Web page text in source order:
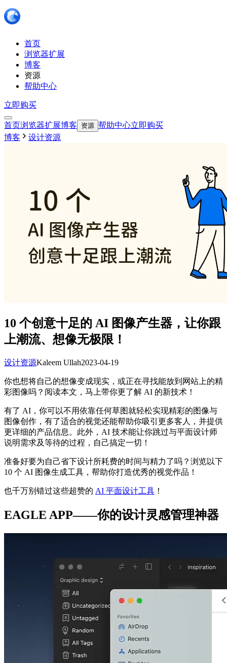
首页
浏览器扩展
博客
资源
帮助中心
立即购买
首页浏览器扩展博客 资源 帮助中心立即购买
博客
设计资源
10 个创意十足的 AI 图像产生器，让你跟
上潮流、想像无极限！
设计资源Kaleem Ullah2023-04-19
你也想将自己的想像变成现实，或正在寻找能放到网站上的精
彩图像吗？阅读本文，马上带你更了解 AI 的新技术！
有了 AI，你可以不用依靠任何草图就轻松实现精彩的图像与
图像创作，有了适合的视觉还能帮助你吸引更多客人，并提供
更详细的产品信息。此外，AI 技术能让你跳过与平面设计师
说明需求及等待的过程，自己搞定一切！
准备好要为自己省下设计所耗费的时间与精力了吗？浏览以下
10 个 AI 图像生成工具，帮助你打造优秀的视觉作品！
也千万别错过这些超赞的 AI 平面设计工具 ！
EAGLE APP——你的设计灵感管理神器